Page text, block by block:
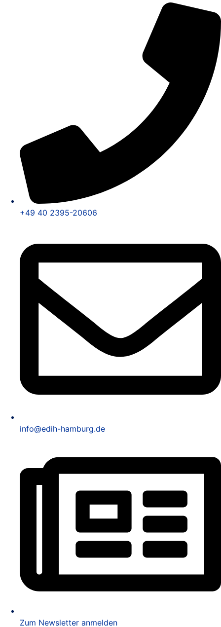
+49 40 2395-20606
info@edih-hamburg.de
Zum Newsletter anmelden